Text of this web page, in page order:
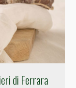
di Ferrara